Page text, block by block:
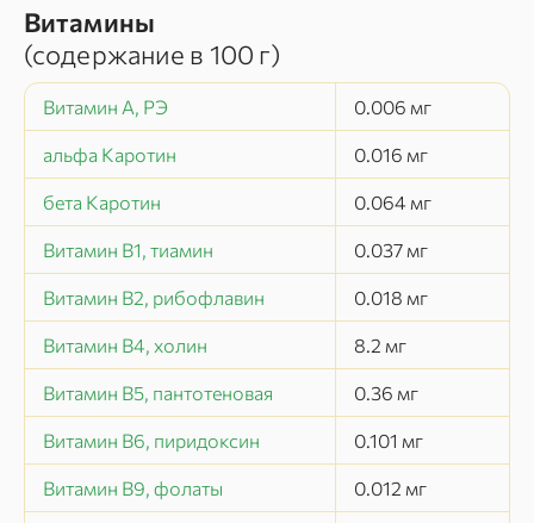
Витамины
(содержание в 100 г)
Витамин А, РЭ 0.006 мг
альфа Каротин 0.016 мг
бета Каротин 0.064 мг
Витамин В1, тиамин 0.037 мг
Витамин В2, рибофлавин 0.018 мг
Витамин В4, холин 8.2 мг
Витамин В5, пантотеновая 0.36 мг
Витамин В6, пиридоксин 0.101 мг
Витамин В9, фолаты 0.012 мг